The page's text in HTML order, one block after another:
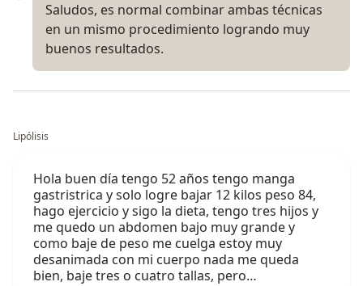
Saludos, es normal combinar ambas técnicas
en un mismo procedimiento logrando muy
buenos resultados.
Lipólisis
Hola buen día tengo 52 años tengo manga
gastristrica y solo logre bajar 12 kilos peso 84,
hago ejercicio y sigo la dieta, tengo tres hijos y
me quedo un abdomen bajo muy grande y
como baje de peso me cuelga estoy muy
desanimada con mi cuerpo nada me queda
bien, baje tres o cuatro tallas, pero…